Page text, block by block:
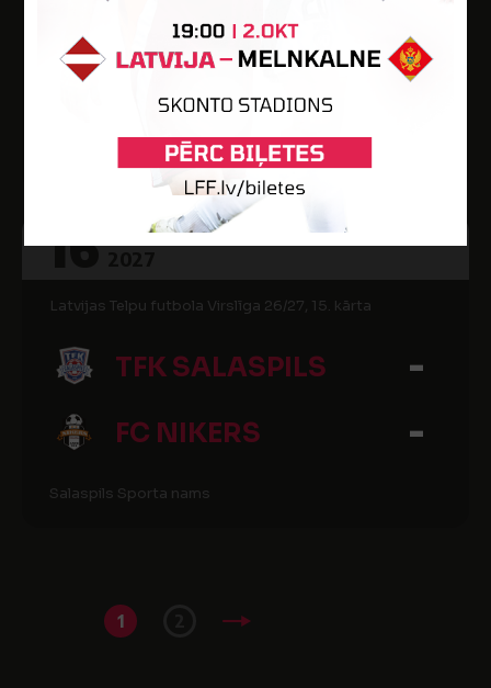
FC NIKERS -
ACADEMY
-
Kuldīgas sporta halle
16 JAN
Latvijas Telpu futbola Virslīga 26/27, 15. kārta
TFK SALASPILS -
FC NIKERS -
Salaspils Sporta nams
1